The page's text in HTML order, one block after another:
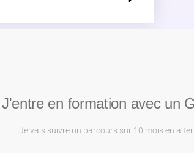
J'entre en formation avec un
Je vais suivre un parcours sur 10 mois en